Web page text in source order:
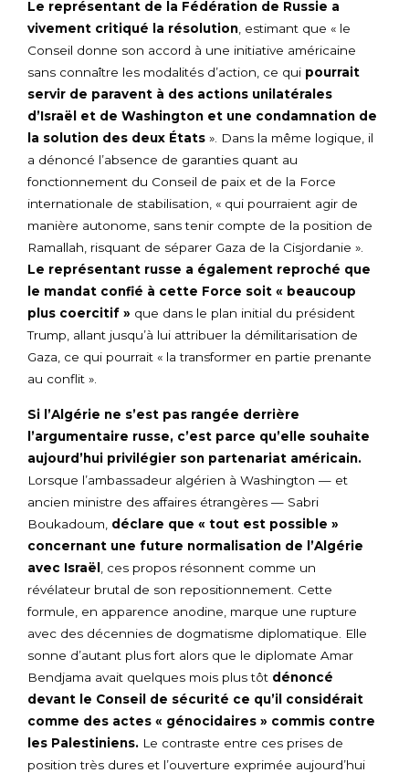
Le représentant de la Fédération de Russie a
vivement critiqué la résolution , estimant que « le
Conseil donne son accord à une initiative américaine
sans connaître les modalités d’action, ce qui pourrait
servir de paravent à des actions unilatérales
d’Israël et de Washington et une condamnation de
la solution des deux États ». Dans la même logique, il
a dénoncé l’absence de garanties quant au
fonctionnement du Conseil de paix et de la Force
internationale de stabilisation, « qui pourraient agir de
manière autonome, sans tenir compte de la position de
Ramallah, risquant de séparer Gaza de la Cisjordanie ».
Le représentant russe a également reproché que
le mandat confié à cette Force soit « beaucoup
plus coercitif » que dans le plan initial du président
Trump, allant jusqu’à lui attribuer la démilitarisation de
Gaza, ce qui pourrait « la transformer en partie prenante
au conflit ».
Si l’Algérie ne s’est pas rangée derrière
l’argumentaire russe, c’est parce qu’elle souhaite
aujourd’hui privilégier son partenariat américain.
Lorsque l’ambassadeur algérien à Washington — et
ancien ministre des affaires étrangères — Sabri
Boukadoum, déclare que « tout est possible »
concernant une future normalisation de l’Algérie
avec Israël
, ces propos résonnent comme un
révélateur brutal de son repositionnement. Cette
formule, en apparence anodine, marque une rupture
avec des décennies de dogmatisme diplomatique. Elle
sonne d’autant plus fort alors que le diplomate Amar
Bendjama avait quelques mois plus tôt dénoncé
devant le Conseil de sécurité ce qu’il considérait
comme des actes « génocidaires » commis contre
les Palestiniens. Le contraste entre ces prises de
position très dures et l’ouverture exprimée aujourd’hui